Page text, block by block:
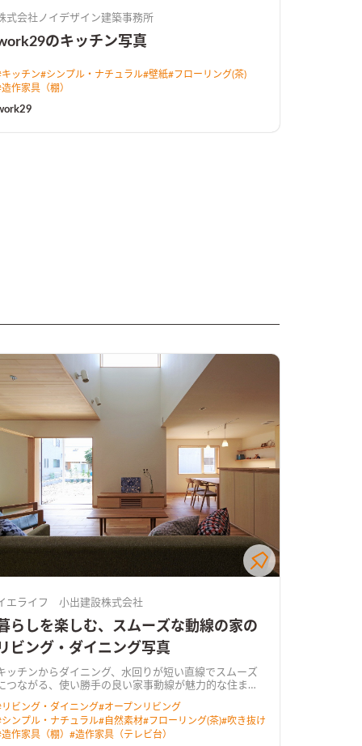
式会社ノイデザイン建築事務所
のキッチン写真
キッチン#シンプル・ナチュラル#壁紙# フローリング(茶)
造作家具（棚）
エライフ 小出建設株式会社
らしを楽しむ、スムーズな動線の家の
ビング・ダイニング写真
ッチンからダイニング、水回りが短い直線でスムーズ
つながる、使い勝手の良い家事動線が魅力的な住ま
光を取り込む明るく心地よい空間。 奥行きのあるウッ
デッキを介して庭へと暮らしが広がります。 リビング
隣り合う和室はＬＤＫと一体で使える開放的なスペー
リビング・ダイニング#オープンリビング
シンプル・ナチュラル#自然素材#フローリング(茶)#吹き抜け
造作家具（棚）#造作家具（テレビ台）